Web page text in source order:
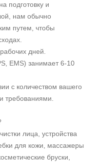
подготовку и
нам обычно
путем, чтобы
дней.
EMS) занимает 6-10
с количеством вашего
требованиями.
лица, устройства
для кожи, массажеры
бруски,